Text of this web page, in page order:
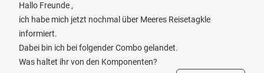
Hallo Freunde ,
ich habe mich jetzt nochmal über Meeres Reisetagkle
informiert.
Dabei bin ich bei folgender Combo gelandet.
Was haltet ihr von den Komponenten?